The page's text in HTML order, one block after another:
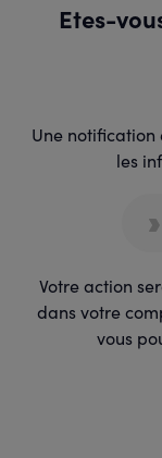
Etes-
Une
les
Votre action
dans votre
vous